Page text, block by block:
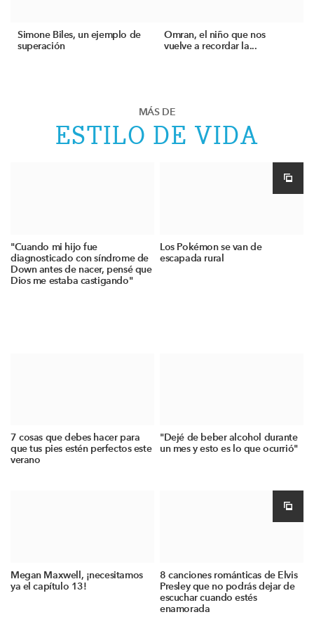
Simone Biles, un ejemplo de
superación
Omran, el niño que nos
vuelve a recordar la...
MÁS DE
ESTILO DE VIDA
"Cuando mi hijo fue
diagnosticado con síndrome de
Down antes de nacer, pensé que
Dios me estaba castigando"
Los Pokémon se van de
escapada rural
7 cosas que debes hacer para
que tus pies estén perfectos este
verano
"Dejé de beber alcohol durante
un mes y esto es lo que ocurrió"
Megan Maxwell, ¡necesitamos
ya el capítulo 13!
8 canciones románticas de Elvis
Presley que no podrás dejar de
escuchar cuando estés
enamorada